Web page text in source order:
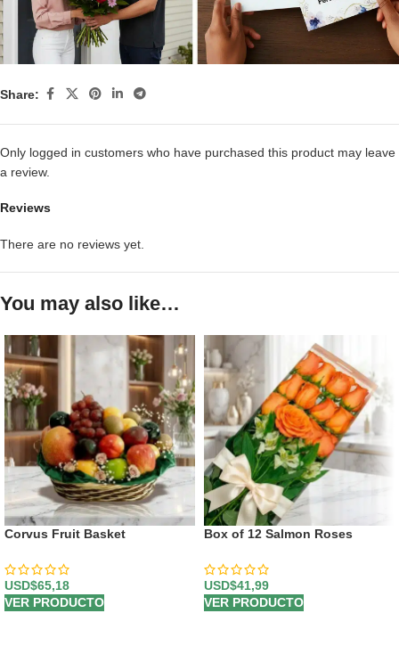
Share:
Reviews
There are no reviews yet.
Only logged in customers who have purchased this product may leave
a review.
You may also like…
Corvus Fruit Basket
USD$65,18
VER PRODUCTO
Box of 12 Salmon Roses
USD$41,99
VER PRODUCTO